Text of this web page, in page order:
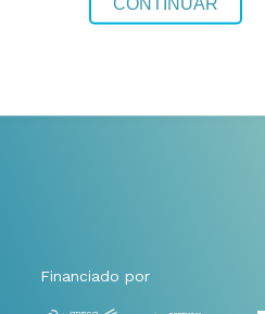
Financiado por